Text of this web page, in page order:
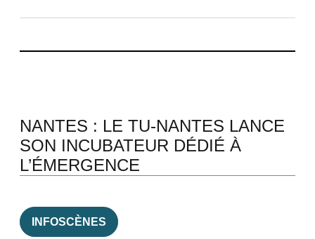
NANTES : LE TU-NANTES LANCE
SON INCUBATEUR DÉDIÉ À
L’ÉMERGENCE
INFOSCÈNES